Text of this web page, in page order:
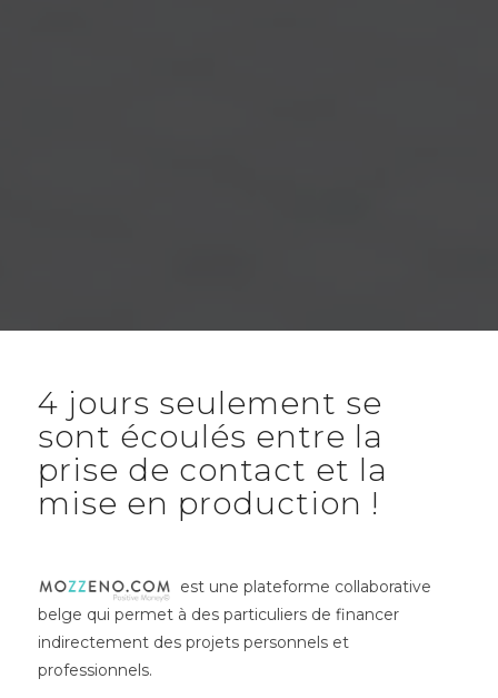
4 jours seulement se
sont écoulés entre la
prise de contact et la
mise en production !
est une plateforme collaborative
belge qui permet à des particuliers de financer
indirectement des projets personnels et
professionnels.